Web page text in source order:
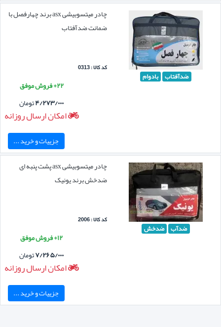
ضدآفتاب بادوام
چادر میتسوبیشی asx برند چهارفصل با
ضمانت ضدآفتاب
کد کالا : 0313
۲۲+ فروش موفق
۴/۲۷۳/۰۰۰تومان
امکان ارسال روزانه
جزییات و خرید ...
ضدآب ضدخش
چادر میتسوبیشی asx پشت پنبه ای
ضدخش برند یونیک
کد کالا : 2006
۱۲+ فروش موفق
۷/۲۶۵/۰۰۰تومان
امکان ارسال روزانه
جزییات و خرید ...